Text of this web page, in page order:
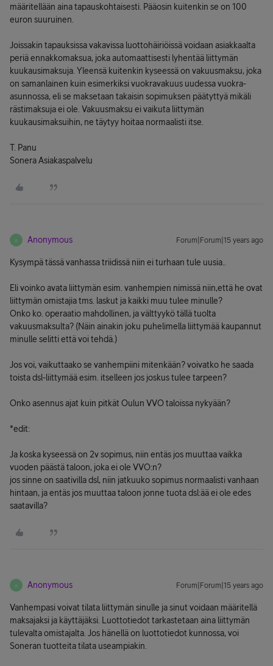
määritellään aina tapauskohtaisesti. Pääosin kuitenkin se on 100
euron suuruinen.
Joissakin tapauksissa vakavissa luottohäiriöissä voidaan asiakkaalta
periä ennakkomaksua, joka automaattisesti lyhentää liittymän
kuukausimaksuja. Yleensä kuitenkin kyseessä on vakuusmaksu, joka
on samanlainen kuin esimerkiksi vuokravakuus uudessa vuokra-
asunnossa, eli se maksetaan takaisin sopimuksen päätyttyä mikäli
rästimaksuja ei ole. Vakuusmaksu ei vaikuta liittymän
kuukausimaksuihin, ne täytyy hoitaa normaalisti itse.
T. Panu
Sonera Asiakaspalvelu
A Anonymous Forum|Forum|15 years ago
Kysympä tässä vanhassa triidissä niin ei turhaan tule uusia..
Eli voinko avata liittymän esim. vanhempien nimissä niin,että he ovat
liittymän omistajia tms. laskut ja kaikki muu tulee minulle?
Onko ko. operaatio mahdollinen, ja välttyykö tällä tuolta
vakuusmaksulta? (Näin ainakin joku puhelimella liittymää kaupannut
minulle selitti että voi tehdä.)
Jos voi, vaikuttaako se vanhempiini mitenkään? voivatko he saada
toista dsl-liittymää esim. itselleen jos joskus tulee tarpeen?
Onko asennus ajat kuin pitkät Oulun VVO taloissa nykyään?
*edit:
Ja koska kyseessä on 2v sopimus, niin entäs jos muuttaa vaikka
vuoden päästä taloon, joka ei ole VVO:n?
jos sinne on saativilla dsl, niin jatkuuko sopimus normaalisti vanhaan
hintaan, ja entäs jos muuttaa taloon jonne tuota dsl:ää ei ole edes
saatavilla?
A Anonymous Forum|Forum|15 years ago
Vanhempasi voivat tilata liittymän sinulle ja sinut voidaan määritellä
maksajaksi ja käyttäjäksi. Luottotiedot tarkastetaan aina liittymän
tulevalta omistajalta. Jos hänellä on luottotiedot kunnossa, voi
Soneran tuotteita tilata useampiakin.